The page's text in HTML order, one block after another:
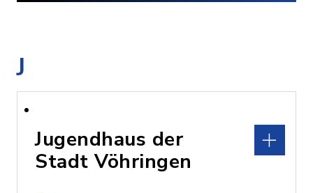
J
Jugendhaus der
Stadt Vöhringen